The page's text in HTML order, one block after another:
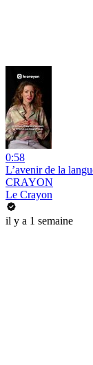
0:58
L’avenir de la
CRAYON
Le Crayon
il y a 1 semaine